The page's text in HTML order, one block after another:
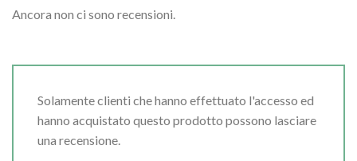
Ancora non ci sono recensioni.
Solamente clienti che hanno effettuato l'accesso ed
hanno acquistato questo prodotto possono lasciare
una recensione.